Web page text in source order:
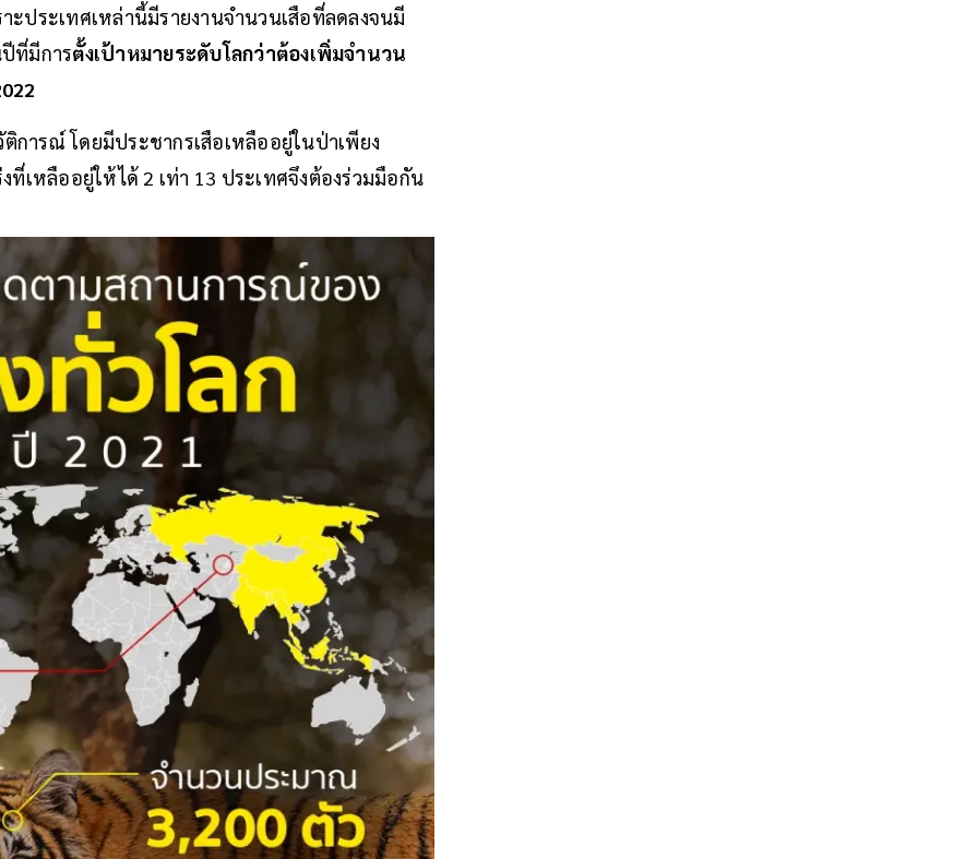
ประเทศเหล่านี้มีรายงานจำนวนเสือที่ลดลงจนมี
ที่มีการตั้งเป้าหมายระดับโลกว่าต้องเพิ่มจำนวน
การณ์ โดยมีประชากรเสือเหลืออยู่ในป่าเพียง
ที่เหลืออยู่ให้ได้ 2 เท่า 13 ประเทศจึงต้องร่วมมือกัน